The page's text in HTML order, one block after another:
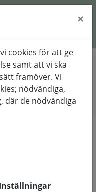
Bopärm
×
cookies för att ge
samt att vi ska
framöver. Vi
nödvändiga,
där de nödvändiga